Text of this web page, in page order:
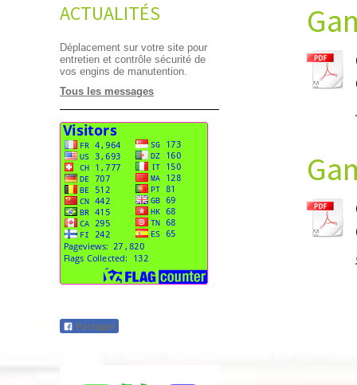
ACTUALITÉS
Déplacement sur votre site pour
entretien et contrôle sécurité de
vos engins de manutention.
Tous les messages
Partager